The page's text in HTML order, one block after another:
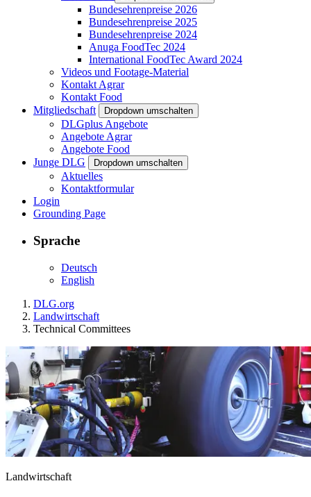
Bundesehrenpreise 2026
Bundesehrenpreise 2025
Bundesehrenpreise 2024
Anuga FoodTec 2024
International FoodTec Award 2024
Videos und Footage-Material
Kontakt Agrar
Kontakt Food
Mitgliedschaft
Dropdown umschalten
DLGplus Angebote
Angebote Agrar
Angebote Food
Junge DLG
Dropdown umschalten
Aktuelles
Kontaktformular
Login
Grounding Page
Sprache
Deutsch
English
DLG.org
Landwirtschaft
Technical Committees
Landwirtschaft